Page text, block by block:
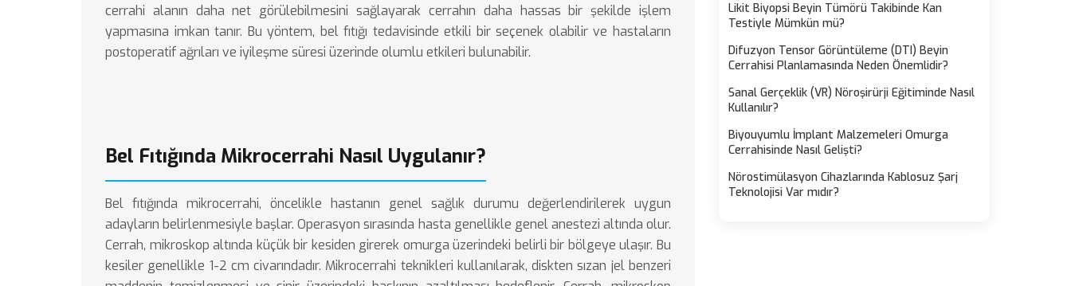
cerrahi alanın daha net görülebilmesini sağlayarak cerrahın daha hassas bir şekilde işlem
yapmasına imkan tanır. Bu yöntem, bel fıtığı tedavisinde etkili bir seçenek olabilir ve hastaların
postoperatif ağrıları ve iyileşme süresi üzerinde olumlu etkileri bulunabilir.
Bel Fıtığında Mikrocerrahi Nasıl Uygulanır?
Bel fıtığında mikrocerrahi, öncelikle hastanın genel sağlık durumu değerlendirilerek uygun
adayların belirlenmesiyle başlar. Operasyon sırasında hasta genellikle genel anestezi altında olur.
Cerrah, mikroskop altında küçük bir kesiden girerek omurga üzerindeki belirli bir bölgeye ulaşır. Bu
kesiler genellikle 1-2 cm civarındadır. Mikrocerrahi teknikleri kullanılarak, diskten sızan jel benzeri
Likit Biyopsi Beyin Tümörü Takibinde Kan
Testiyle Mümkün mü?
Difuzyon Tensor Görüntüleme (DTI) Beyin
Cerrahisi Planlamasında Neden Önemlidir?
Sanal Gerçeklik (VR) Nöroşirürji Eğitiminde Nasıl
Kullanılır?
Biyouyumlu İmplant Malzemeleri Omurga
Cerrahisinde Nasıl Gelişti?
Nörostimülasyon Cihazlarında Kablosuz Şarj
Teknolojisi Var mıdır?